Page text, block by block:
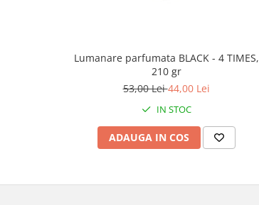
Lumanare parfumata BLACK - 4 TIMES,
210 gr
53,00 Lei44,00 Lei
IN STOC
ADAUGA IN COS